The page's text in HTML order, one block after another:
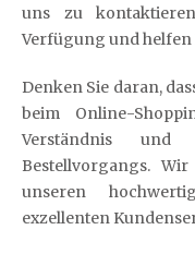
uns zu
Verfügung und helfen
Denken Sie daran,
beim Online-
Verständnis
Bestellvorgangs.
unseren
exzellenten